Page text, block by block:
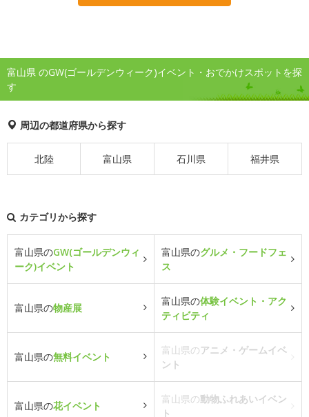
富山県 のGW(ゴールデンウィーク)イベント・おでかけスポットを探
す
周辺の都道府県から探す
北陸 富山県 石川県 福井県
カテゴリから探す
富山県のGW(ゴールデンウィ
ーク)イベント
富山県のグルメ・フードフェ
ス
富山県の物産展
富山県の体験イベント・アク
ティビティ
富山県の無料イベント
富山県のアニメ・ゲームイベ
ント
富山県の花イベント
富山県の動物ふれあいイベン
ト